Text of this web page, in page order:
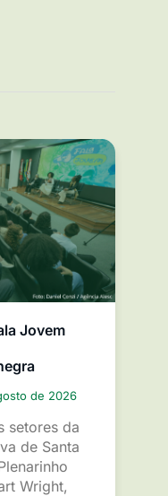
Jovem
de 2026
setores da
de Santa
Wright,